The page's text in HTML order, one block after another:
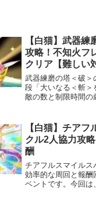
【白猫】武器練
攻略！不知火フ
クリア【難しい
武器練磨の塔＜破＞
段「大いなる＜斬＞
敵の数と制限時間の
バフによる火力と
ルカの強力な吸い
せ、敵を一網打尽
ご紹介します。さら
サポート力で安定感
【白猫】チアフ
クル2人協力攻
酬
チアフルスマイルス
効率的な周回と報酬
ベントです。今回は